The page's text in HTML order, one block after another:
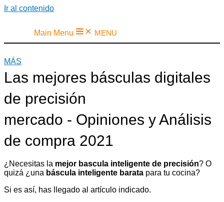
Ir al contenido
Main Menu MENU
MÁS
Las mejores básculas digitales
de precisión
mercado - Opiniones y Análisis
de compra 2021
¿Necesitas la mejor bascula inteligente de precisión? O
quizá ¿una báscula inteligente barata para tu cocina?
Si es así, has llegado al artículo indicado.